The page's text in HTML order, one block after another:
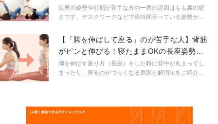
長座の姿勢や前屈が苦手な方の一番の原因はもも裏の硬
さです。デスクワークなどで長時間座っている姿勢が続
す。今回は頑張らない、無理のない姿勢でたった30秒で
変わるストレッチをご紹介します。
【「脚を伸ばして座る」のが苦手な人】背筋
がピンと伸びる！寝たままOKの長座姿勢改
善エクサ4選
脚を伸ばす座り方（長座）をした時に背中が丸まってし
まったり、座るのがつらくなる原因と解消法をご紹介し